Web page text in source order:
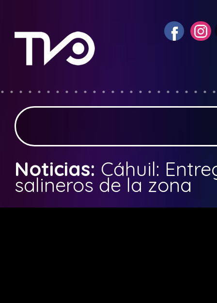
Noticias: Cáhuil:
salineros de la zona